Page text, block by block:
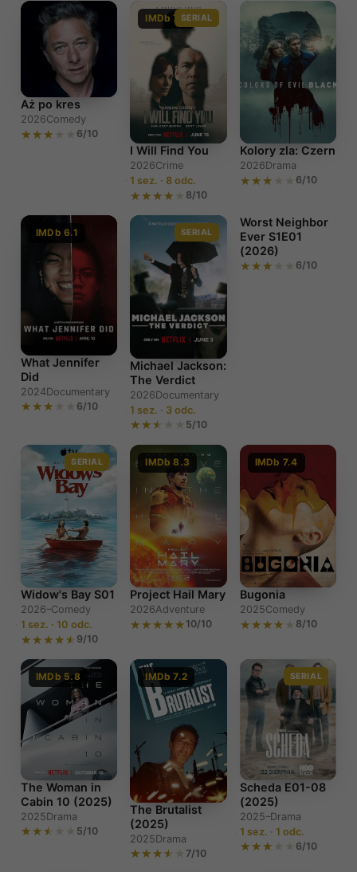
Aż po kres
2026Comedy
6/10
IMDb 7.2SERIAL
I Will Find You
2026Crime
1 sez. · 8 odc.
8/10
Kolory zla: Czern
2026Drama
6/10
IMDb 6.1
What Jennifer
Did
2024Documentary
6/10
SERIAL
Michael Jackson:
The Verdict
2026Documentary
1 sez. · 3 odc.
5/10
Worst Neighbor
Ever S1E01
(2026)
6/10
SERIAL
Widow's Bay S01
2026–Comedy
1 sez. · 10 odc.
9/10
IMDb 8.3
Project Hail Mary
2026Adventure
10/10
IMDb 7.4
Bugonia
2025Comedy
8/10
IMDb 5.8
The Woman in
Cabin 10 (2025)
2025Drama
5/10
IMDb 7.2
The Brutalist
(2025)
2025Drama
7/10
SERIAL
Scheda E01-08
(2025)
2025–Drama
1 sez. · 1 odc.
6/10